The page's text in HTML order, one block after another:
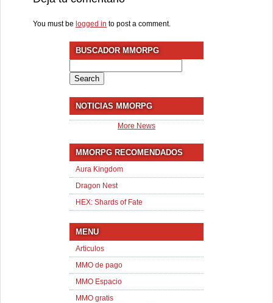
You must be logged in to post a comment.
BUSCADOR MMORPG
for:
NOTICIAS MMORPG
More News
MMORPG RECOMENDADOS
Aura Kingdom
Dragon Nest
HEX: Shards of Fate
MENU
Articulos
MMO de pago
MMO Espacio
MMO gratis